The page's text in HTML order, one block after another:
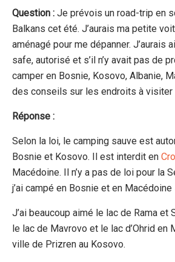
Question : Je prévois un road-trip en
Balkans cet été. J’aurais ma petite
aménagé pour me dépanner. J’aurais
safe, autorisé et s’il n’y avait pas de
camper en Bosnie, Kosovo, Albanie,
des conseils sur les endroits à visiter
Réponse :
Selon la loi, le camping sauve est
Bosnie et Kosovo. Il est interdit en
Macédoine. Il n’y a pas de loi pour la
j’ai campé en Bosnie et en
J’ai beaucoup aimé le lac de Rama et
le lac de Mavrovo et le lac d’Ohrid en
ville de Prizren au Kosovo.